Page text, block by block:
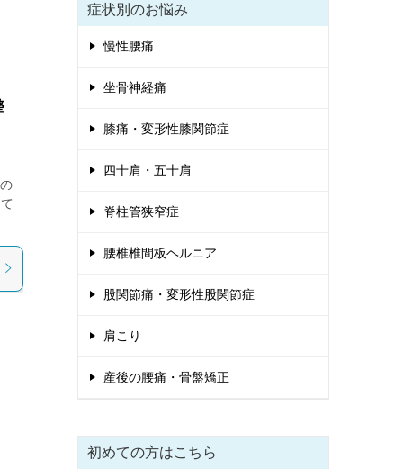
症状別のお悩み
慢性腰痛
坐骨神経痛
膝痛・変形性膝関節症
四十肩・五十肩
脊柱管狭窄症
腰椎椎間板ヘルニア
股関節痛・変形性股関節症
肩こり
産後の腰痛・骨盤矯正
初めての方はこちら